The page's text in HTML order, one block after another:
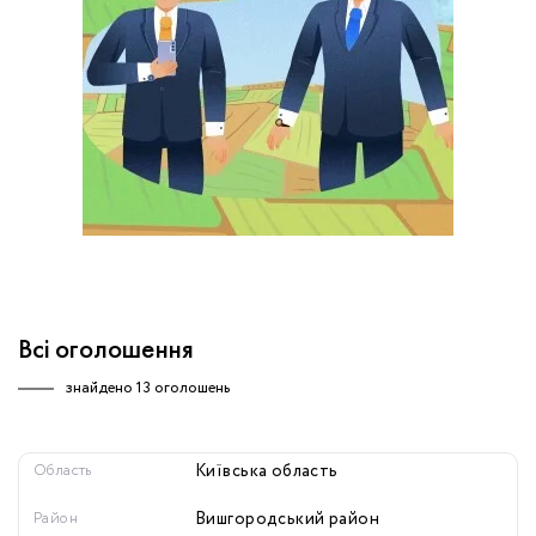
Всі оголошення
знайдено 13 оголошень
Область Київська область
Район Вишгородський район
Немає облікового запису?
Зареєструватися
УВІЙТИ
обробку персональних даних.
ЗАМОВИТИ КОНСУЛЬТАЦІЮ